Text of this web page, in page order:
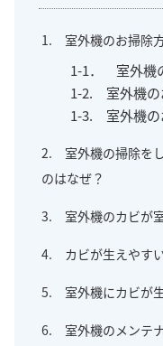
1. 室外機のお掃除
1-1． 室外機
1-2. 室外機の
1-3. 室外機の
2. 室外機の掃除を
のはなぜ？
3. 室外機のカビが
4. カビが生えやす
5. 室外機にカビが
6. 室外機のメンテ